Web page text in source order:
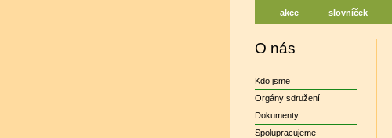
akce
slovníček
O nás
Kdo jsme
Orgány sdružení
Dokumenty
Spolupracujeme